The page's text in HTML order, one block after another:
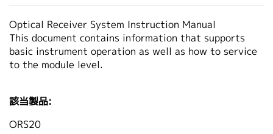
DEUTSCH
VIỆT NAM
Optical Receiver System Instruction Manual
This document contains information that supports
basic instrument operation as well as how to service
to the module level.
該当製品:
ORS20